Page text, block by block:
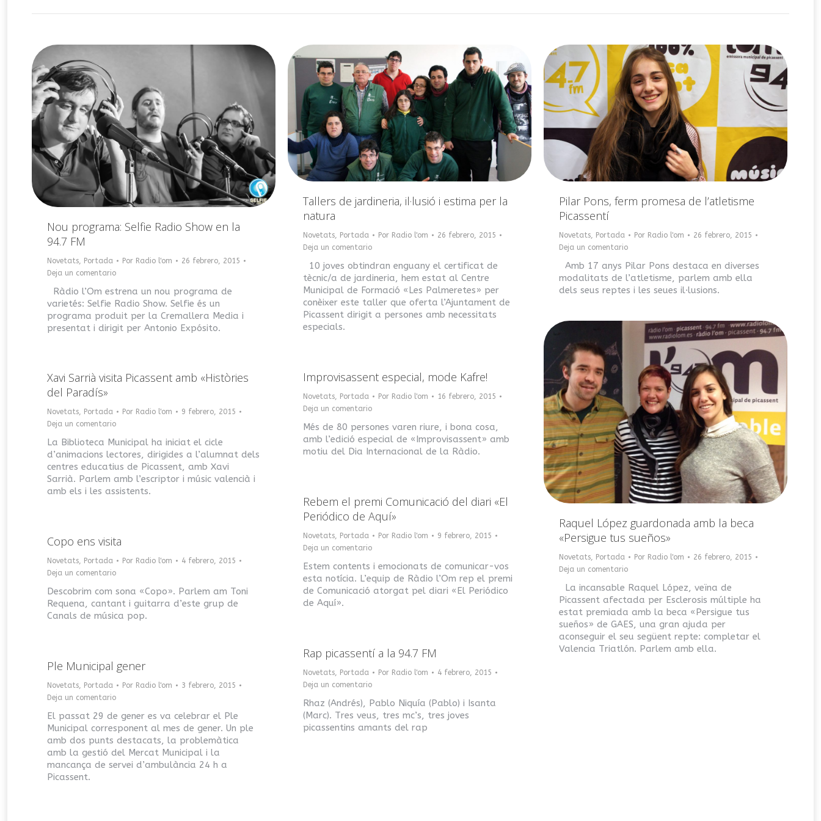
Nou programa: Selfie Radio Show en la
94.7 FM
Novetats, Portada Por Radio l'om
26 febrero, 2015
Deja un comentario
Ràdio l’Om estrena un nou programa de
varietés: Selfie Radio Show. Selfie és un
programa produit per la Cremallera Media i
presentat i dirigit per Antonio Expósito.
Tallers de jardineria, il·lusió i estima per la
natura
Novetats, Portada Por Radio l'om
26 febrero, 2015
Deja un comentario
10 joves obtindran enguany el certificat de
tècnic/a de jardineria, hem estat al Centre
Municipal de Formació «Les Palmeretes» per
conèixer este taller que oferta l’Ajuntament de
Picassent dirigit a persones amb necessitats
especials.
Pilar Pons, ferm promesa de l’atletisme
Picassentí
Novetats, Portada Por Radio l'om
26 febrero, 2015
Deja un comentario
Amb 17 anys Pilar Pons destaca en diverses
modalitats de l’atletisme, parlem amb ella
dels seus reptes i les seues il·lusions.
Raquel López guardonada amb la beca
«Persigue tus sueños»
Novetats, Portada Por Radio l'om
26 febrero, 2015
Deja un comentario
La incansable Raquel López, veïna de
Picassent afectada per Esclerosis múltiple ha
estat premiada amb la beca «Persigue tus
sueños» de GAES, una gran ajuda per
aconseguir el seu següent repte: completar el
Valencia Triatlón. Parlem amb ella.
Improvisassent especial, mode Kafre!
Novetats, Portada Por Radio l'om
16 febrero, 2015
Deja un comentario
Més de 80 persones varen riure, i bona cosa,
amb l’edició especial de «Improvisassent» amb
motiu del Dia Internacional de la Ràdio.
Xavi Sarrià visita Picassent amb «Històries
del Paradís»
Novetats, Portada Por Radio l'om
9 febrero, 2015
Deja un comentario
La Biblioteca Municipal ha iniciat el cicle
d’animacions lectores, dirigides a l’alumnat dels
centres educatius de Picassent, amb Xavi
Sarrià. Parlem amb l’escriptor i músic valencià i
amb els i les assistents.
Rebem el premi Comunicació del diari «El
Periódico de Aquí»
Novetats, Portada Por Radio l'om
9 febrero, 2015
Deja un comentario
Estem contents i emocionats de comunicar-vos
esta notícia. L’equip de Ràdio l’Om rep el premi
de Comunicació atorgat pel diari «El Periódico
de Aquí».
Copo ens visita
Novetats, Portada Por Radio l'om
4 febrero, 2015
Deja un comentario
Descobrim com sona «Copo». Parlem am Toni
Requena, cantant i guitarra d’este grup de
Canals de música pop.
Rap picassentí a la 94.7 FM
Novetats, Portada Por Radio l'om
4 febrero, 2015
Deja un comentario
Rhaz (Andrés), Pablo Niquía (Pablo) i Isanta
(Marc). Tres veus, tres mc’s, tres joves
picassentins amants del rap
Ple Municipal gener
Novetats, Portada Por Radio l'om
3 febrero, 2015
Deja un comentario
El passat 29 de gener es va celebrar el Ple
Municipal corresponent al mes de gener. Un ple
amb dos punts destacats, la problemàtica
amb la gestió del Mercat Municipal i la
mancança de servei d’ambulància 24 h a
Picassent.